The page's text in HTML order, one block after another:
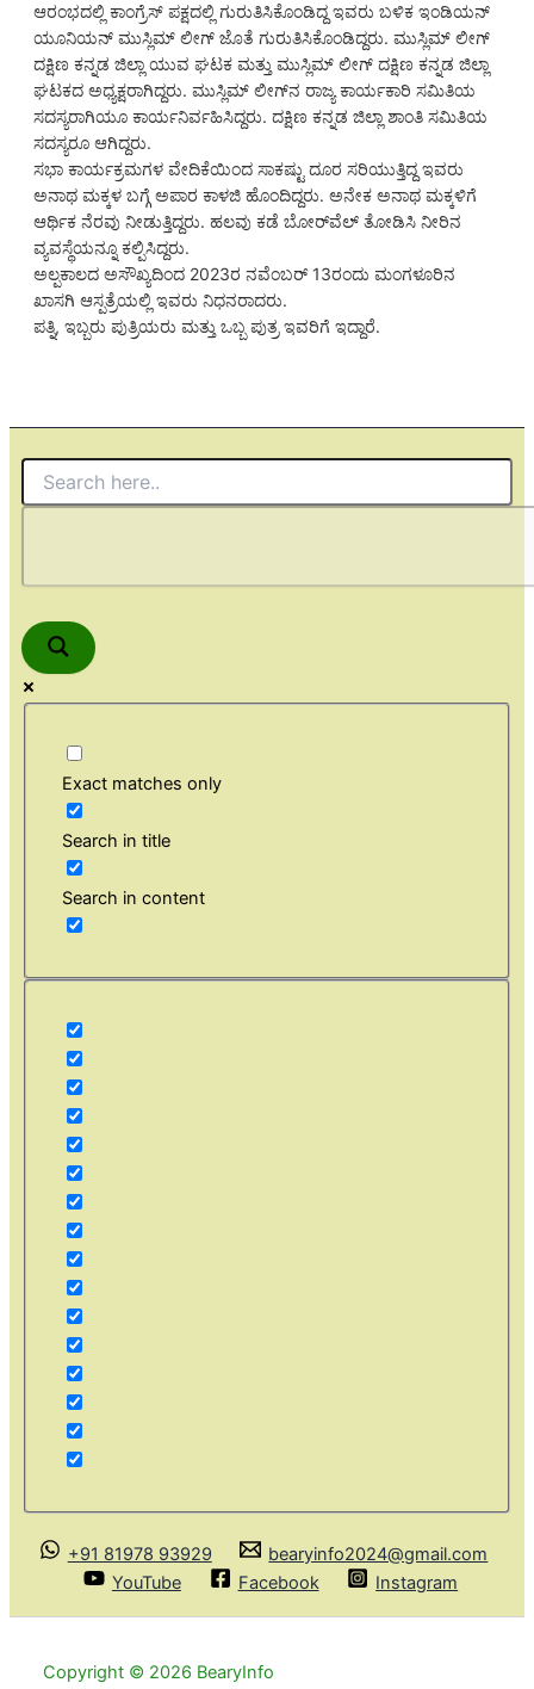
ಆರಂಭದಲ್ಲಿ ಕಾಂಗ್ರೆಸ್ ಪಕ್ಷದಲ್ಲಿ ಗುರುತಿಸಿಕೊಂಡಿದ್ದ ಇವರು ಬಳಿಕ ಇಂಡಿಯನ್
ಯೂನಿಯನ್ ಮುಸ್ಲಿಮ್ ಲೀಗ್ ಜೊತೆ ಗುರುತಿಸಿಕೊಂಡಿದ್ದರು. ಮುಸ್ಲಿಮ್ ಲೀಗ್
ದಕ್ಷಿಣ ಕನ್ನಡ ಜಿಲ್ಲಾ ಯುವ ಘಟಕ ಮತ್ತು ಮುಸ್ಲಿಮ್ ಲೀಗ್ ದಕ್ಷಿಣ ಕನ್ನಡ ಜಿಲ್ಲಾ
ಘಟಕದ ಅಧ್ಯಕ್ಷರಾಗಿದ್ದರು. ಮುಸ್ಲಿಮ್ ಲೀಗ್‌ನ ರಾಜ್ಯ ಕಾರ್ಯಕಾರಿ ಸಮಿತಿಯ
ಸದಸ್ಯರಾಗಿಯೂ ಕಾರ್ಯನಿರ್ವಹಿಸಿದ್ದರು. ದಕ್ಷಿಣ ಕನ್ನಡ ಜಿಲ್ಲಾ ಶಾಂತಿ ಸಮಿತಿಯ
ಸದಸ್ಯರೂ ಆಗಿದ್ದರು.
ಸಭಾ ಕಾರ್ಯಕ್ರಮಗಳ ವೇದಿಕೆಯಿಂದ ಸಾಕಷ್ಟು ದೂರ ಸರಿಯುತ್ತಿದ್ದ ಇವರು
ಅನಾಥ ಮಕ್ಕಳ ಬಗ್ಗೆ ಅಪಾರ ಕಾಳಜಿ ಹೊಂದಿದ್ದರು. ಅನೇಕ ಅನಾಥ ಮಕ್ಕಳಿಗೆ
ಆರ್ಥಿಕ ನೆರವು ನೀಡುತ್ತಿದ್ದರು. ಹಲವು ಕಡೆ ಬೋರ್‌ವೆಲ್ ತೋಡಿಸಿ ನೀರಿನ
ವ್ಯವಸ್ಥೆಯನ್ನೂ ಕಲ್ಪಿಸಿದ್ದರು.
ಅಲ್ಪಕಾಲದ ಅಸೌಖ್ಯದಿಂದ 2023ರ ನವೆಂಬರ್ 13ರಂದು ಮಂಗಳೂರಿನ
ಖಾಸಗಿ ಆಸ್ಪತ್ರೆಯಲ್ಲಿ ಇವರು ನಿಧನರಾದರು.
ಪತ್ನಿ, ಇಬ್ಬರು ಪುತ್ರಿಯರು ಮತ್ತು ಒಬ್ಬ ಪುತ್ರ ಇವರಿಗೆ ಇದ್ದಾರೆ.
Exact matches only
Search in title
Search in content
+91 81978 93929
bearyinfo2024@gmail.com
YouTube
Facebook Instagram
Copyright © 2026 BearyInfo